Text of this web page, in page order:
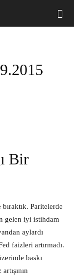
Bir
Paritelerde
gelen iyi istihdam
aylardı
faizleri artırmadı.
baskı